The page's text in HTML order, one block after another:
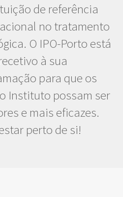
de referência
no tratamento
O IPO-Porto está
à sua
para que os
Instituto possam ser
e mais eficazes.
perto de si!